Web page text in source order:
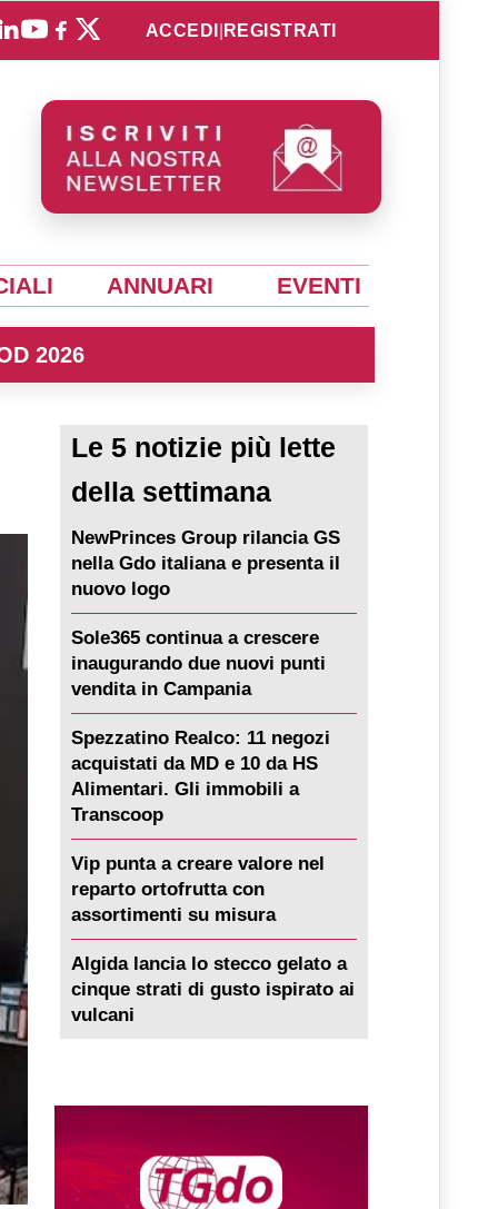
ACCEDI REGISTRATI
ANNUARI EVENTI
2026
Le 5 notizie più lette
della settimana
NewPrinces Group rilancia GS
nella Gdo italiana e presenta il
nuovo logo
Sole365 continua a crescere
inaugurando due nuovi punti
vendita in Campania
Spezzatino Realco: 11 negozi
acquistati da MD e 10 da HS
Alimentari. Gli immobili a
Transcoop
Vip punta a creare valore nel
reparto ortofrutta con
assortimenti su misura
Algida lancia lo stecco gelato a
cinque strati di gusto ispirato ai
vulcani